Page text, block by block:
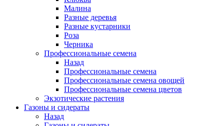
Малина
Разные деревья
Разные кустарники
Роза
Черника
Профессиональные семена
Назад
Профессиональные семена
Профессиональные семена овощей
Профессиональные семена цветов
Экзотические растения
Газоны и сидераты
Назад